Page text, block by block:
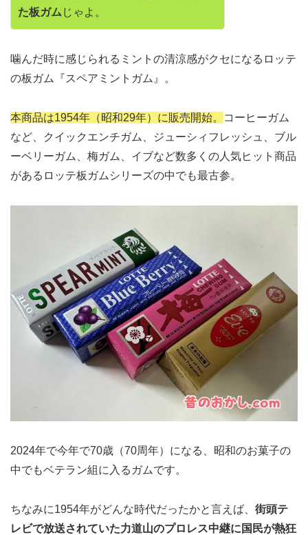
た板ガム じゃよ。
噛んだ時に感じられるミントの清涼感がクセになるロッテ
の板ガム『スペアミントガム』。
本商品は1954年（昭和29年）に販売開始。
コーヒーガム
など、クイックエンチガム、ジューシィフレッシュ、ブル
ーベリーガム、梅ガム、イブなど数多くの人気ヒット商品
があるロッテ板ガムシリーズの中でも最古参。
2024年で今年で70歳（70周年）になる、昭和のお菓子の
中でもベテラン組に入るガムです。
ちなみに1954年がどんな時代だったかと言えば、 街頭テ
レビで放送されていた力道山のプロレス中継に国民が熱狂